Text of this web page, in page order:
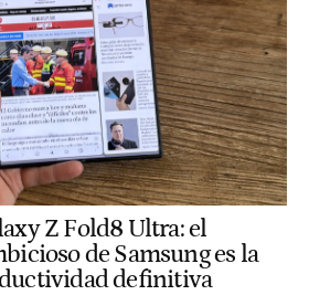
Z Fold8 Ultra: el
de Samsung es la
definitiva